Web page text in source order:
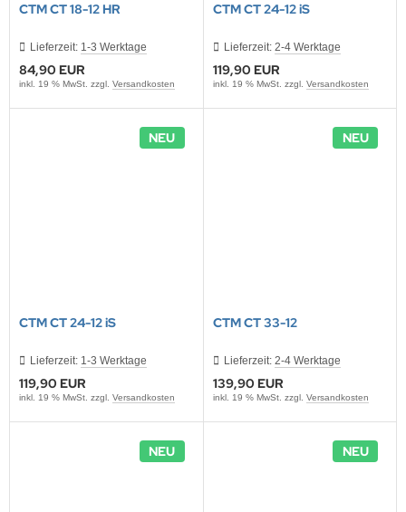
CTM CT 18-12 HR
Lieferzeit: 1-3 Werktage
84,90 EUR
inkl. 19 % MwSt. zzgl. Versandkosten
CTM CT 24-12 iS
Lieferzeit: 2-4 Werktage
119,90 EUR
inkl. 19 % MwSt. zzgl. Versandkosten
NEU
CTM CT 24-12 iS
Lieferzeit: 1-3 Werktage
119,90 EUR
inkl. 19 % MwSt. zzgl. Versandkosten
NEU
CTM CT 33-12
Lieferzeit: 2-4 Werktage
139,90 EUR
inkl. 19 % MwSt. zzgl. Versandkosten
NEU NEU